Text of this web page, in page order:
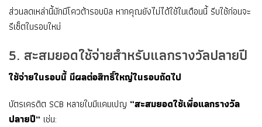
ส่วนลดเหล่านี้มักมีโควต้ารอบบิล หากคุณยังไม่ได้ใช้ในเดือนนี้ รีบใช้ก่อนจะ
รีเซ็ตในรอบใหม่
5. สะสมยอดใช้จ่ายสำหรับแลกรางวัลปลายปี
ใช้จ่ายในรอบนี้ มีผลต่อสิทธิ์ใหญ่ในรอบถัดไป
บัตรเครดิต SCB หลายใบมีแคมเปญ “สะสมยอดใช้เพื่อแลกรางวัล
ปลายปี” เช่น: